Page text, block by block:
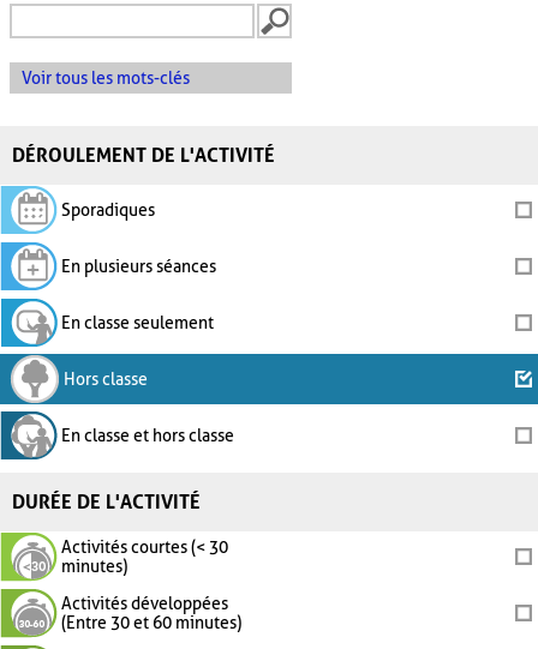
Voir tous les mots-clés
DÉROULEMENT DE L'ACTIVITÉ
Sporadiques
En plusieurs séances
En classe seulement
Hors classe
En classe et hors classe
DURÉE DE L'ACTIVITÉ
Activités courtes (< 30
minutes)
Activités développées
(Entre 30 et 60 minutes)